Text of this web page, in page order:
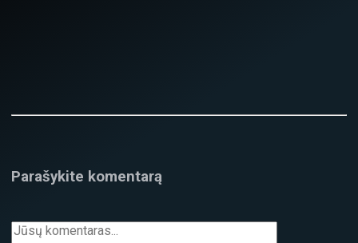
Parašykite komentarą